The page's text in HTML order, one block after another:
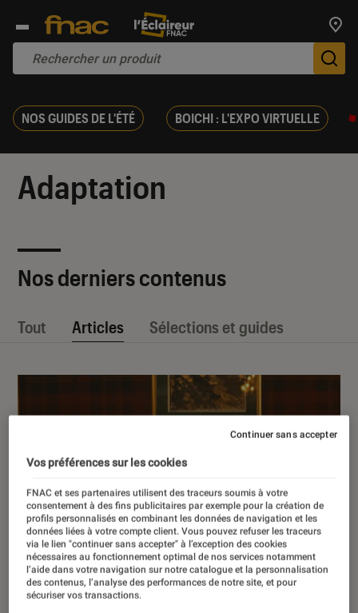
NOS GUIDES DE L'ÉTÉ BOICHI : L'EXPO VIRTUELLE
Adaptation
Nos derniers contenus
Tout Articles Sélections et guides
Vos préférences sur les cookies
FNAC et ses partenaires utilisent des traceurs soumis à votre
consentement à des fins publicitaires par exemple pour la création de
profils personnalisés en combinant les données de navigation et les
données liées à votre compte client. Vous pouvez refuser les traceurs
via le lien "continuer sans accepter" à l’exception des cookies
nécessaires au fonctionnement optimal de nos services notamment
l’aide dans votre navigation sur notre catalogue et la personnalisation
des contenus, l’analyse des performances de notre site, et pour
sécuriser vos transactions.
Continuer sans accepter